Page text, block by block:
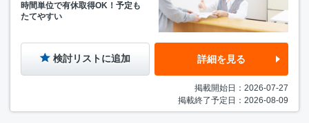
時間単位で有休取得OK！予定も
たてやすい
検討リストに追加 詳細を見る
掲載開始日：2026-07-27
掲載終了予定日：2026-08-09